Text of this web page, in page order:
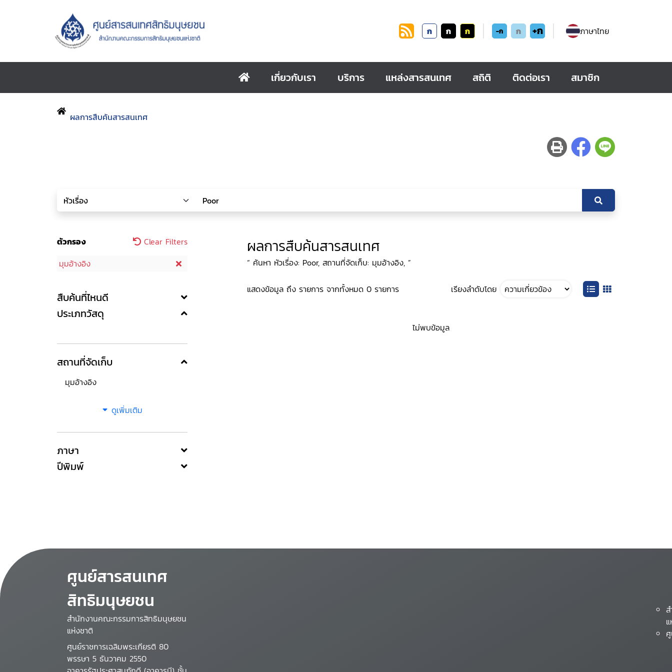
ก ก ก -ก ก +ก ภาษาไทย
เกี่ยวกับเรา บริการ แหล่งสารสนเทศ สถิติ ติดต่อเรา สมาชิก
ผลการสืบค้นสารสนเทศ
ตัวกรอง
Clear Filters
มุมอ้างอิง
สืบค้นที่ไหนดี
ประเภทวัสดุ
สถานที่จัดเก็บ
มุมอ้างอิง
ดูเพิ่มเติม
ภาษา
ปีพิมพ์
ผลการสืบค้นสารสนเทศ
“ ค้นหา หัวเรื่อง: Poor, สถานที่จัดเก็บ: มุมอ้างอิง, ”
แสดงข้อมูล ถึง รายการ จากทั้งหมด 0 รายการ เรียงลำดับโดย
ไม่พบข้อมูล
ศูนย์สารสนเทศ
สิทธิมนุษยชน
สำนักงานคณะกรรมการสิทธิมนุษยชน
แห่งชาติ
ศูนย์ราชการเฉลิมพระเกียรติ 80
พรรษา 5 ธันวาคม 2550